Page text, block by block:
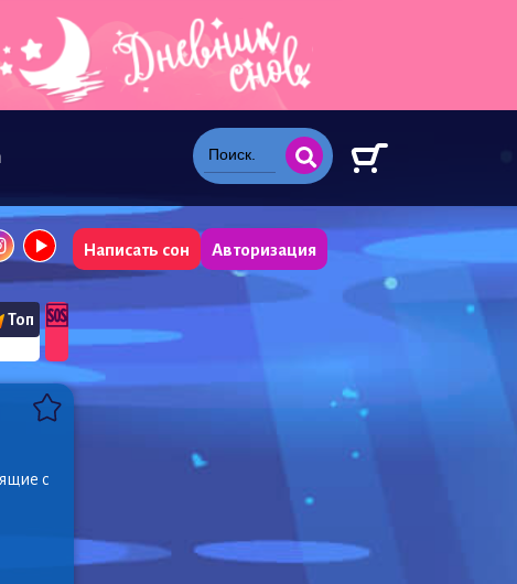
Написать сон Авторизация
Топ 🆘
с